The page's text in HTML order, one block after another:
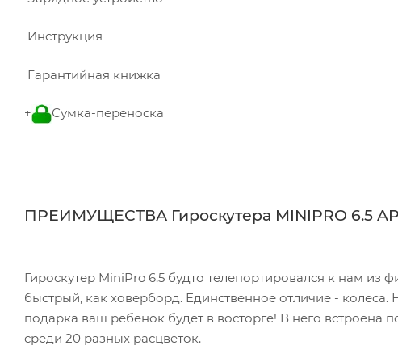
Инструкция
Гарантийная книжка
+ Сумка-переноска
ПРЕИМУЩЕСТВА Гироскутера MINIPRO 6.5
Гироскутер MiniPro 6.5 будто телепортировался к нам
быстрый, как ховерборд. Единственное отличие -
подарка ваш ребенок будет в восторге! В него
среди 20 разных расцветок.